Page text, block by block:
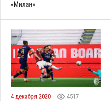
«Милан»
4 декабря 2020 4517